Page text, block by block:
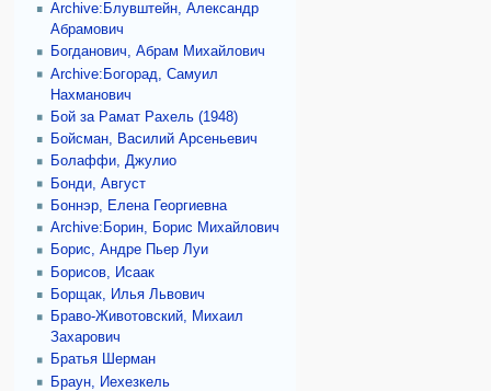
Archive:Блувштейн, Александр
Абрамович
Богданович, Абрам Михайлович
Archive:Богорад, Самуил
Нахманович
Бой за Рамат Рахель (1948)
Бойсман, Василий Арсеньевич
Болаффи, Джулио
Бонди, Август
Боннэр, Елена Георгиевна
Archive:Борин, Борис Михайлович
Борис, Андре Пьер Луи
Борисов, Исаак
Борщак, Илья Львович
Браво-Животовский, Михаил
Захарович
Братья Шерман
Браун, Иехезкель